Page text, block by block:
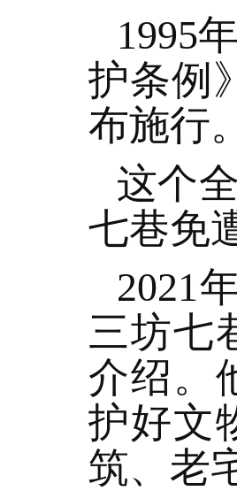
1995
护条例
布施行。
这个
七巷免
2021
三坊七
介绍。
护好文
筑、老